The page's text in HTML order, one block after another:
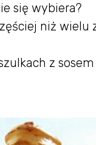
się wybiera?
niż wielu
z